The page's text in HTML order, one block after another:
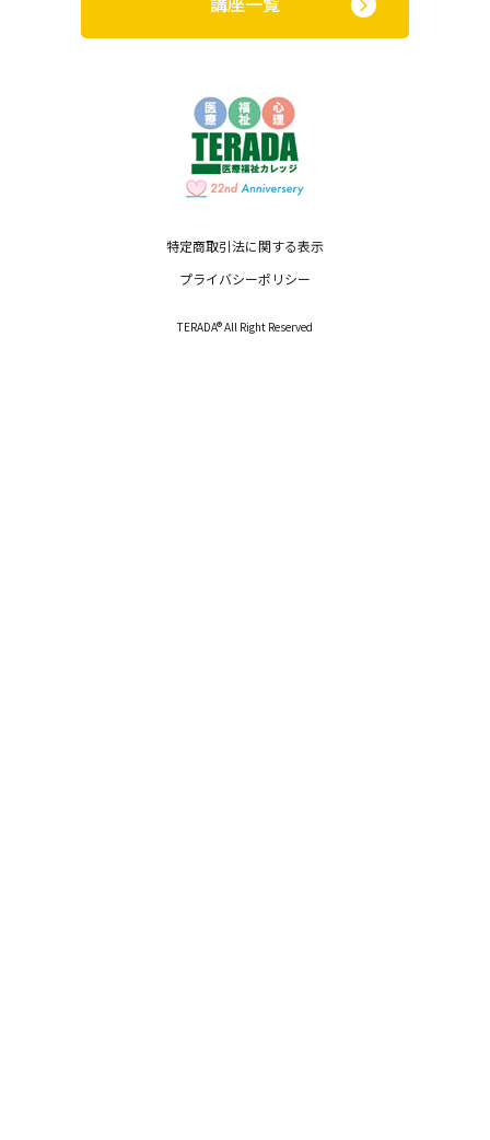
特定商取引法に関する表示
プライバシーポリシー
TERADA® All Right Reserved